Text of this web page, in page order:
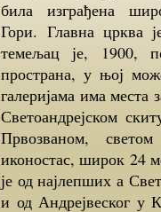
била изграђена
Гори. Главна црква
темељац је, 1900,
пространа, у њој
галеријама има
Светоандрејском
Првозваном,
иконостас, широк 24
је од најлепших а
и од Андрејвеског у